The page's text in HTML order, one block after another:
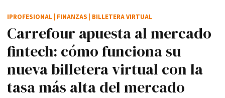
Carrefour apuesta al mercado
fintech: cómo funciona su
nueva billetera virtual con la
tasa más alta del mercado
IPROFESIONAL FINANZAS BILLETERA VIRTUAL